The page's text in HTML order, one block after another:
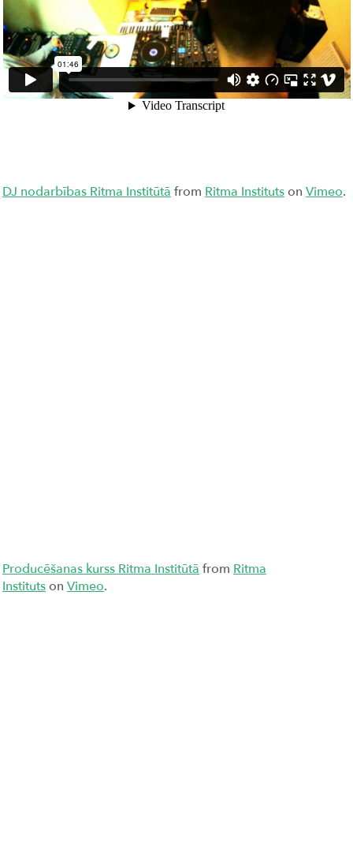
DJ nodarbības Ritma Institūtā from Ritma Institutson Vimeo.
Producēšanas kurss Ritma Institūtā from Ritma
Institutson Vimeo.